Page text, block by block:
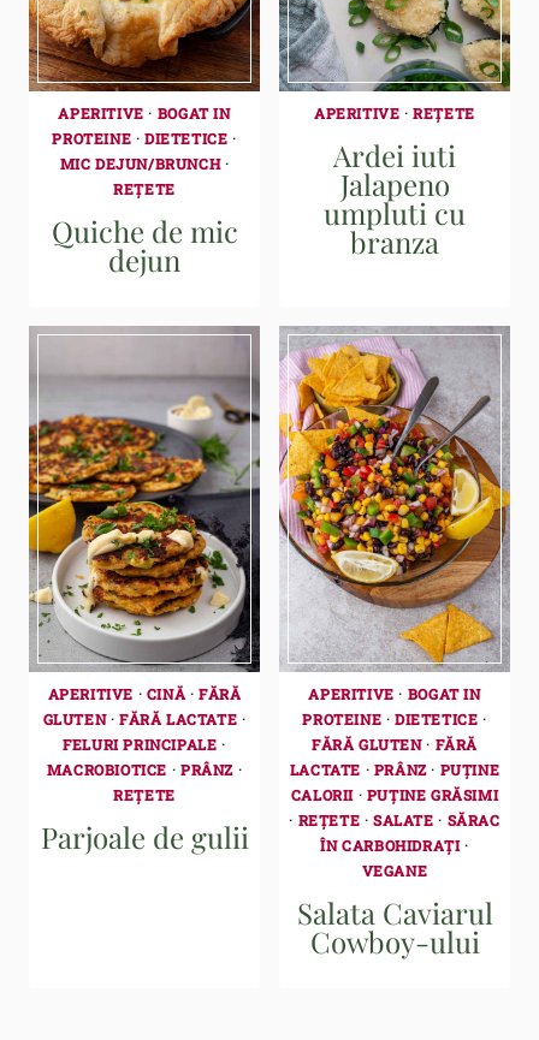
APERITIVE · BOGAT IN
PROTEINE · DIETETICE ·
MIC DEJUN/BRUNCH·
REȚETE
Quiche de mic
dejun
APERITIVE ·REȚETE
Ardei iuti
Jalapeno
umpluti cu
branza
APERITIVE · CINĂ ·FĂRĂ
GLUTEN· FĂRĂ LACTATE ·
FELURI PRINCIPALE ·
MACROBIOTICE · PRÂNZ·
REȚETE
Parjoale de gulii
APERITIVE · BOGAT IN
PROTEINE · DIETETICE ·
FĂRĂ GLUTEN· FĂRĂ
LACTATE · PRÂNZ· PUȚINE
CALORII· PUȚINE GRĂSIMI
· REȚETE ·SALATE · SĂRAC
ÎN CARBOHIDRAȚI·
VEGANE
Salata Caviarul
Cowboy-ului